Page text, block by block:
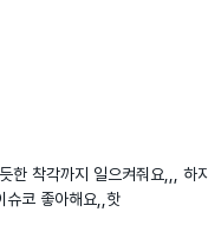
한 착각까지 일으켜줘요,,, 하지
슈코 좋아해요,,핫